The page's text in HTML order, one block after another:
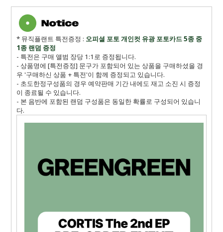
* 뮤직플랜트 특전증정 : 오피셜 포토 개인컷 유광 포토카드 5종 중
1종 랜덤 증정
- 특전은 구매 앨범 장당 1:1로 증정됩니다.
- 상품명에 [특전증정] 문구가 포함되어 있는 상품을 구매하셨을 경
우 '구매하신 상품 + 특전'이 함께 증정되고 있습니다.
- 초도한정구성품의 경우 예약판매 기간 내에도 재고 소진 시 증정
이 종료될 수 있습니다.
- 본 음반에 포함된 랜덤 구성품은 동일한 확률로 구성되어 있습니
다.